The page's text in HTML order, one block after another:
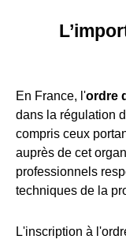
En France, l'ordre
dans la régulation
compris ceux
auprès de cet
professionnels
techniques de la
L'inscription à